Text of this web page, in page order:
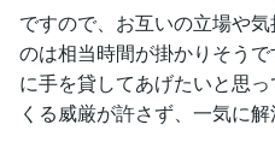
ですので、お互いの立場や
のは相当時間が掛かりそう
に手を貸してあげたいと思
くる威厳が許さず、一気に